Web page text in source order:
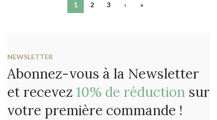
1 2 3 › »
NEWSLETTER
Abonnez-vous à la Newsletter
et recevez 10% de réduction sur
votre première commande !